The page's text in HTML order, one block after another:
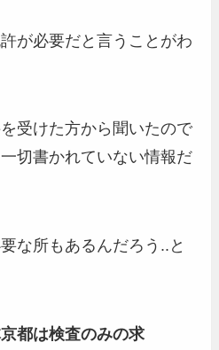
が必要だと言うことがわ
受けた方から聞いたので
切書かれていない情報だ
な所もあるんだろう..と
都は検査のみの求